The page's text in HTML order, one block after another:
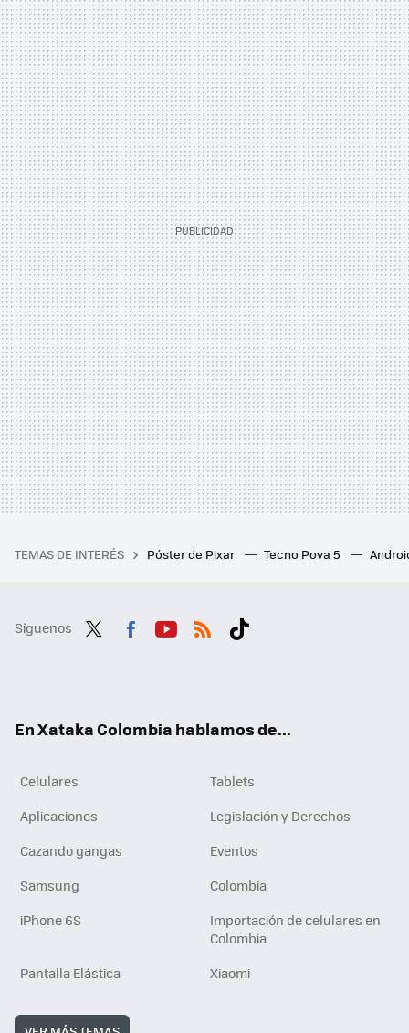
TEMAS DE INTERÉS Póster de Pixar Tecno Pova 5
Síguenos
En Xataka Colombia hablamos de...
Celulares
Tablets
Aplicaciones
Legislación y Derechos
Cazando gangas
Eventos
Samsung
Colombia
iPhone 6S
Importación de celulares en
Colombia
Pantalla Elástica
Xiaomi